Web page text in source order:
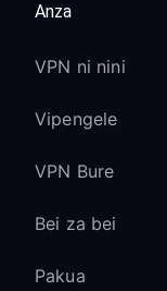
Anza
VPN ni nini
Vipengele
VPN Bure
Bei za bei
Pakua